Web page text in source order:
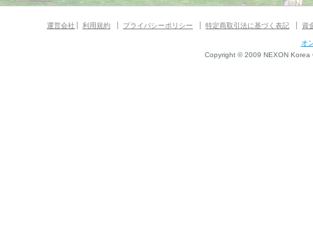
運営会社 利用規約 プライバシーポリシー 特定商取引法に基づく表記 資
オ
Copyright © 2009 NEXON Korea